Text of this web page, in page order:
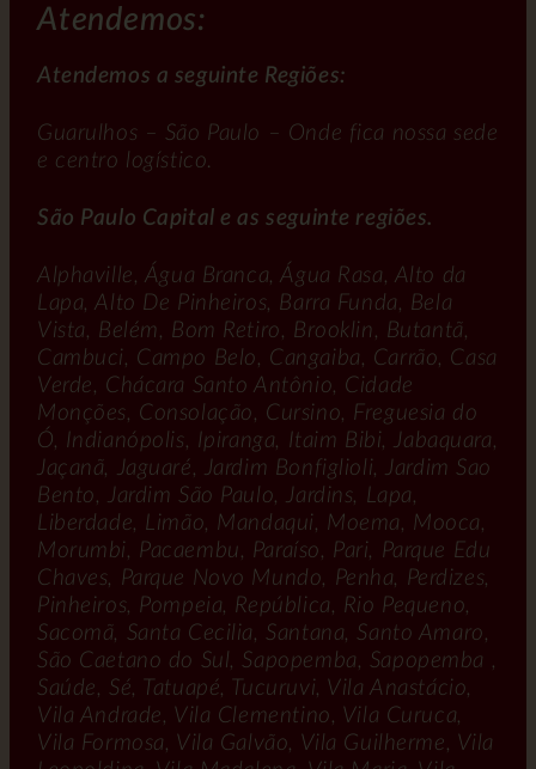
Atendemos:
Atendemos a seguinte Regiões:
Guarulhos – São Paulo – Onde fica nossa sede
e centro logístico.
São Paulo Capital e as seguinte regiões.
Alphaville, Água Branca, Água Rasa, Alto da
Lapa, Alto De Pinheiros, Barra Funda, Bela
Vista, Belém, Bom Retiro, Brooklin, Butantã,
Cambuci, Campo Belo, Cangaiba, Carrão, Casa
Verde, Chácara Santo Antônio, Cidade
Monções, Consolação, Cursino, Freguesia do
Ó, Indianópolis, Ipiranga, Itaim Bibi, Jabaquara,
Jaçanã, Jaguaré, Jardim Bonfiglioli, Jardim Sao
Bento, Jardim São Paulo, Jardins, Lapa,
Liberdade, Limão, Mandaqui, Moema, Mooca,
Morumbi, Pacaembu, Paraíso, Pari, Parque Edu
Chaves, Parque Novo Mundo, Penha, Perdizes,
Pinheiros, Pompeia, República, Rio Pequeno,
Sacomã, Santa Cecilia, Santana, Santo Amaro,
São Caetano do Sul, Sapopemba, Sapopemba ,
Saúde, Sé, Tatuapé, Tucuruvi, Vila Anastácio,
Vila Andrade, Vila Clementino, Vila Curuca,
Vila Formosa, Vila Galvão, Vila Guilherme, Vila